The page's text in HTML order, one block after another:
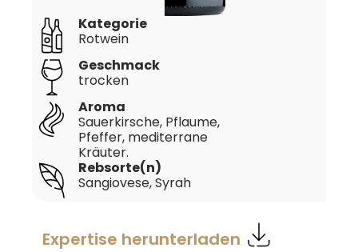
Aroma
Sauerkirsche, Pflaume,
Pfeffer, mediterrane
Kräuter.
Geschmack
trocken
Kategorie
Rotwein
Rebsorte(n)
Sangiovese, Syrah
Expertise herunterladen